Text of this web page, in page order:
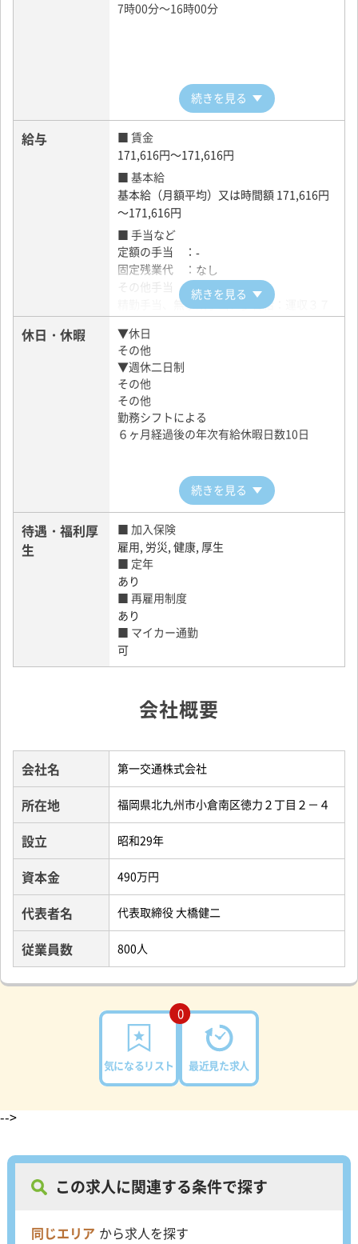
7時00分～16時00分
続きを見る
給与
■ 賃金
171,616円～171,616円
■ 基本給
基本給（月額平均）又は時間額 171,616円
～171,616円
■ 手当など
定額の手当 ： -
固定残業代 ： なし
その他手当 ：
精勤手当、無事故手当、歩合給：運収３７
万円以上は固
定給（時給×実労働時間）＋歩合給
３３万～３７万円未満運収の４２％
３３万円未満は運収の３８％
＊賞与は実績による
■ 賃金形態
月給
続きを見る
休日・休暇
▼休日
その他
▼週休二日制
その他
その他
勤務シフトによる
６ヶ月経過後の年次有給休暇日数10日
続きを見る
待遇・福利厚
生
■ 加入保険
雇用, 労災, 健康, 厚生
■ 定年
あり
■ 再雇用制度
あり
■ マイカー通勤
可
会社概要
会社名 第一交通株式会社
所在地 福岡県北九州市小倉南区徳力２丁目２－４
設立 昭和29年
資本金 490万円
代表者名 代表取締役 大橋健二
従業員数 800人
0
気になるリスト 最近見た求人
-->
この求人に関連する条件で探す
同じエリア から求人を探す